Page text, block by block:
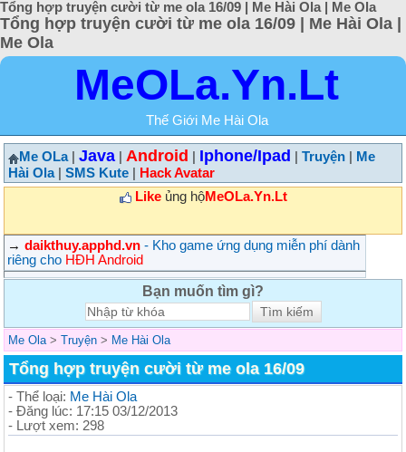
Tổng hợp truyện cười từ me ola 16/09 | Me Hài Ola | Me Ola
Tổng hợp truyện cười từ me ola 16/09 | Me Hài Ola |
Me Ola
MeOLa.Yn.Lt
Thế Giới Me Hài Ola
Me OLa| Java Android Iphone/Ipad Truyện
Me
Hài Ola| SMS Kute
Hack Avatar
Likeủng hộMeOLa.Yn.Lt
→ daikthuy.apphd.vn - Kho game ứng dụng miễn phí dành
riêng cho HĐH Android
Bạn muốn tìm gì?
Me Ola > Truyện > Me Hài Ola
Tổng hợp truyện cười từ me ola 16/09
- Thể loại: Me Hài Ola
- Đăng lúc: 17:15 03/12/2013
- Lượt xem: 298